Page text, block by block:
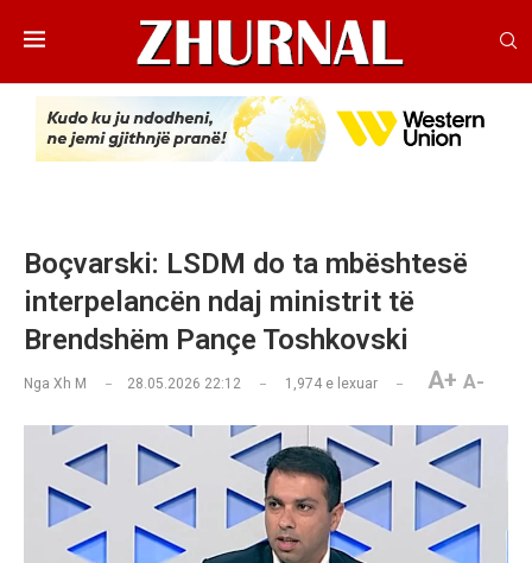
Boçvarski: LSDM do ta mbështesë
interpelancën ndaj ministrit të
Brendshëm Pançe Toshkovski
Nga Xh M 28.05.2026 22:12 1,974 e lexuar A+ A-